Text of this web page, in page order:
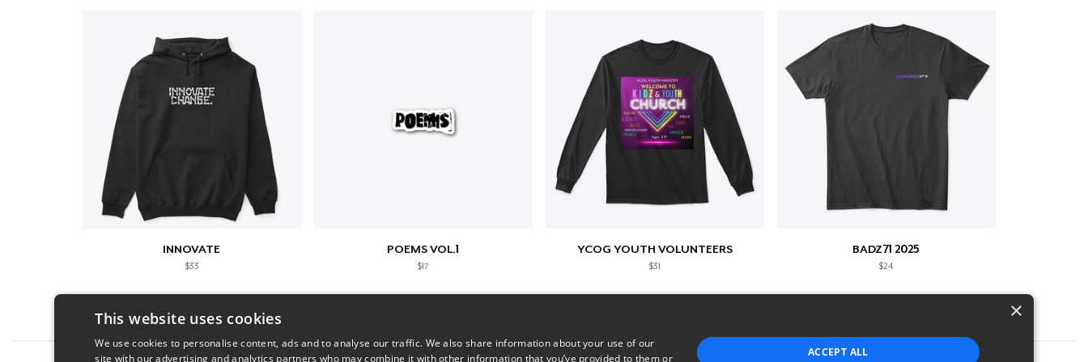
INNOVATE
$33
POEMS VOL.1
$17
YCOG YOUTH VOLUNTEERS
$31
BADZ71 2025
$24
×
This website uses cookies
We use cookies to personalise content, ads and to analyse our traffic. We also share information about your use of our
site with our advertising and analytics partners who may combine it with other information that you’ve provided to them or
ACCEPT ALL